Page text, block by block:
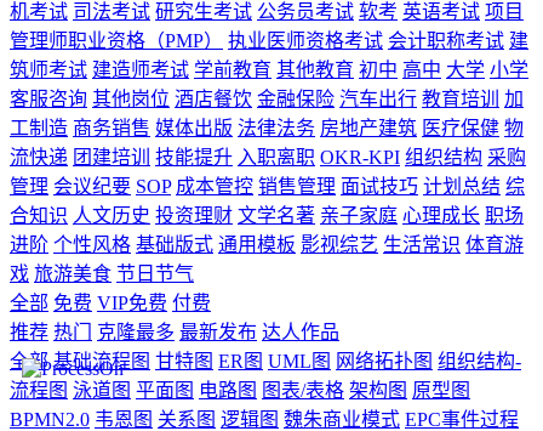
机考试 司法考试 研究生考试 公务员考试 软考 英语考试 项目
管理师职业资格（PMP）
执业医师资格考试 会计职称考试 建
筑师考试 建造师考试 学前教育 其他教育 初中 高中 大学 小学
客服咨询 其他岗位 酒店餐饮 金融保险 汽车出行 教育培训
加
工制造 商务销售 媒体出版 法律法务 房地产建筑 医疗保健 物
流快递 团建培训 技能提升 入职离职 OKR-KPI 组织结构 采购
管理 会议纪要 SOP 成本管控 销售管理 面试技巧 计划总结 综
合知识 人文历史 投资理财 文学名著 亲子家庭 心理成长 职场
进阶 个性风格 基础版式 通用模板 影视综艺 生活常识 体育游
戏 旅游美食 节日节气
全部 免费 VIP免费 付费
推荐 热门 克隆最多 最新发布 达人作品
全部 基础流程图 甘特图 ER图 UML图 网络拓扑图 组织结构-
流程图 泳道图 平面图 电路图 图表/表格 架构图 原型图
BPMN2.0 韦恩图 关系图 逻辑图 魏朱商业模式 EPC事件过程